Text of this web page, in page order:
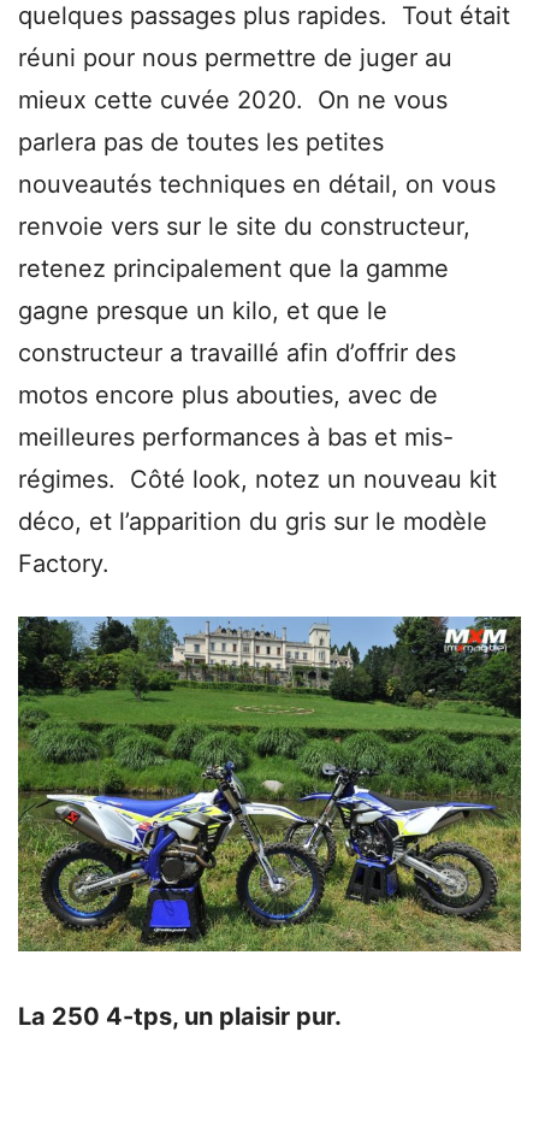
quelques passages plus rapides. Tout était
réuni pour nous permettre de juger au
mieux cette cuvée 2020. On ne vous
parlera pas de toutes les petites
nouveautés techniques en détail, on vous
renvoie vers sur le site du constructeur,
retenez principalement que la gamme
gagne presque un kilo, et que le
constructeur a travaillé afin d’offrir des
motos encore plus abouties, avec de
meilleures performances à bas et mis-
régimes. Côté look, notez un nouveau kit
déco, et l’apparition du gris sur le modèle
Factory.
La 250 4-tps, un plaisir pur.